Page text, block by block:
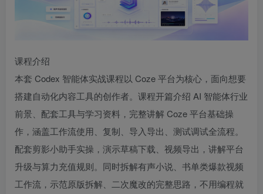
课程介绍
本套 Codex 智能体实战课程以 Coze 平台为核心，面向想要
搭建自动化内容工具的创作者。课程开篇介绍 AI 智能体行业
前景、配套工具与学习资料，完整讲解 Coze 平台基础操
作，涵盖工作流使用、复制、导入导出、测试调试全流程。
配套剪影小助手实操，演示草稿下载、视频导出，讲解平台
升级与算力充值规则。同时拆解有声小说、书单类爆款视频
工作流，示范原版拆解、二次魔改的完整思路，不用编程就